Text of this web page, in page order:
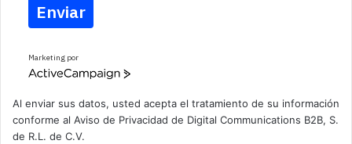
Enviar
Marketing por
A
v
e
Al enviar sus datos, usted acepta el tratamiento de su información
conforme al Aviso de Privacidad de Digital Communications B2B, S.
de R.L. de C.V.